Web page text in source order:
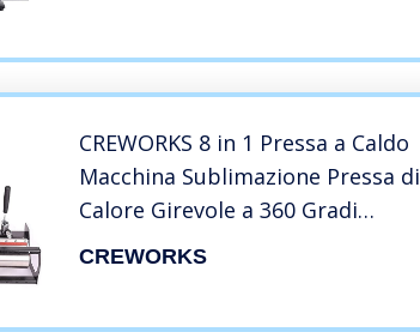
CREWORKS 8 in 1 Pressa a Caldo
Macchina Sublimazione Pressa di
Calore Girevole a 360 Gradi
Pressa per Stampa Magliette
CREWORKS